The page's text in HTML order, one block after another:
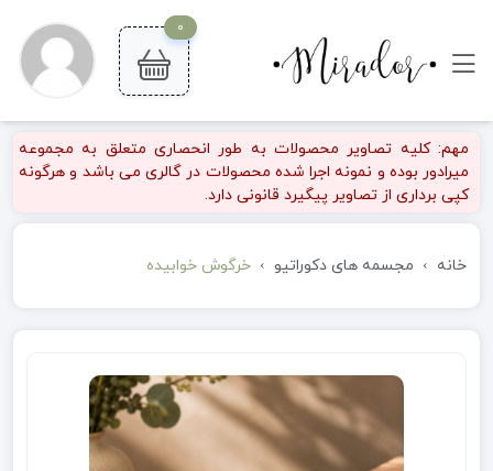
0
مهم: کلیه تصاویر محصولات به طور انحصاری متعلق به مجموعه
میرادور بوده و نمونه اجرا شده محصولات در گالری می باشد و هرگونه
کپی برداری از تصاویر پیگیرد قانونی دارد.
خانه مجسمه های دکوراتیو خرگوش خوابیده